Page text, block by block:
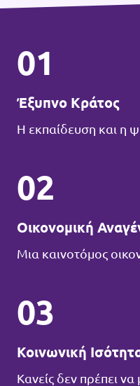
01
Έξυπνο Κράτος
Η εκπαίδευση και η
02
Οικονομική
Μια καινοτόμος
03
Κοινωνική
Κανείς δεν πρέπει